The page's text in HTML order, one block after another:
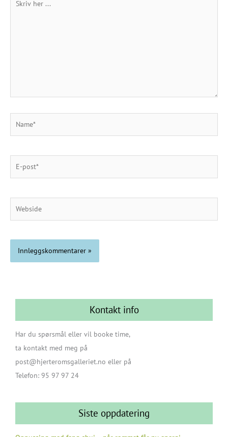
her
post*
Kontakt info
Har du spørsmål eller vil booke time,
ta kontakt med meg på
post@hjerteromsgalleriet.no eller på
Telefon: 95 97 97 24
Siste oppdatering